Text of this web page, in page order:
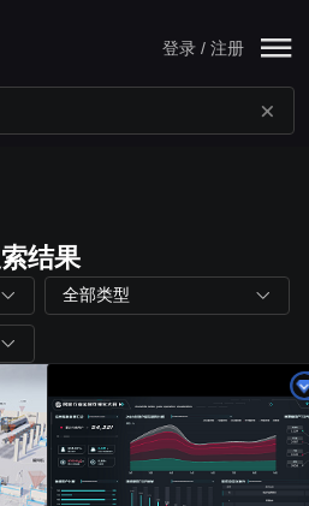
登录 / 注册
结果
全部类型